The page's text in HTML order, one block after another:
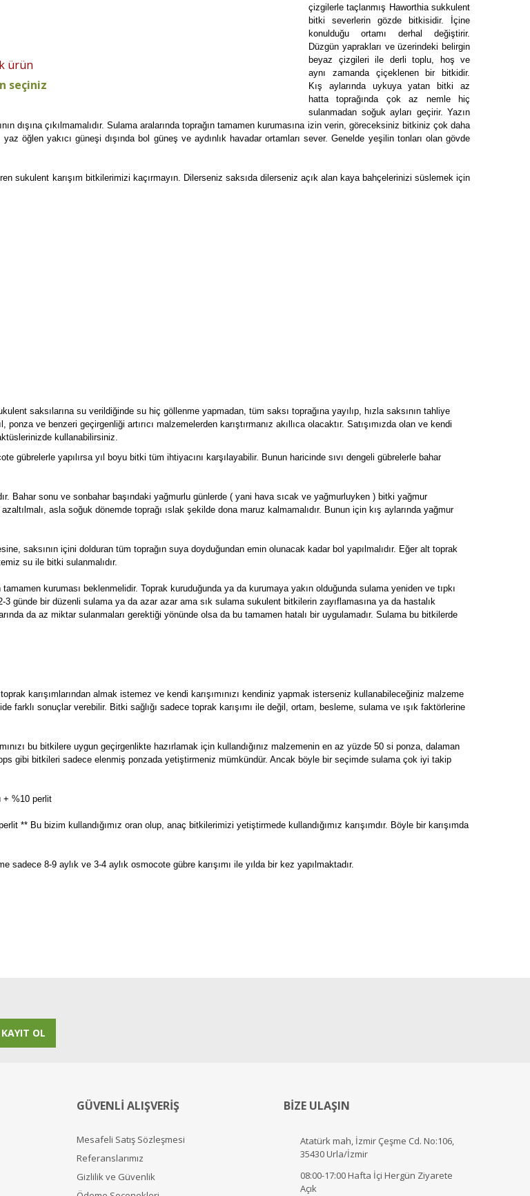
ürün
seçiniz
çizgilerle taçlanmış Haworthia sukkulent
bitki severlerin gözde bitkisidir. İçine
konulduğu ortamı derhal değiştirir.
Düzgün yaprakları ve üzerindeki belirgin
beyaz çizgileri ile derli toplu, hoş ve
aynı zamanda çiçeklenen bir bitkidir.
Kış aylarında uykuya yatan bitki az
hatta toprağında çok az nemle hiç
sulanmadan soğuk ayları geçirir. Yazın
dışına çıkılmamalıdır. Sulama aralarında toprağın tamamen kurumasına izin verin, göreceksiniz bitkiniz çok daha
öğlen yakıcı güneşi dışında bol güneş ve aydınlık havadar ortamları sever. Genelde yeşilin tonları olan gövde
sukulent karışım bitkilerimizi kaçırmayın. Dilerseniz saksıda dilerseniz açık alan kaya bahçelerinizi süslemek için
saksılarına su verildiğinde su hiç göllenme yapmadan, tüm saksı toprağına yayılıp, hızla saksının tahliye
ve benzeri geçirgenliği artırıcı malzemelerden karıştırmanız akıllıca olacaktır. Satışımızda olan ve kendi
kullanabilirsiniz.
gübrelerle yapılırsa yıl boyu bitki tüm ihtiyacını karşılayabilir. Bunun haricinde sıvı dengeli gübrelerle bahar
Bahar sonu ve sonbahar başındaki yağmurlu günlerde ( yani hava sıcak ve yağmurluyken ) bitki yağmur
asla soğuk dönemde toprağı ıslak şekilde dona maruz kalmamalıdır. Bunun için kış aylarında yağmur
saksının içini dolduran tüm toprağın suya doyduğundan emin olunacak kadar bol yapılmalıdır. Eğer alt toprak
su ile bitki sulanmalıdır.
kuruması beklenmelidir. Toprak kuruduğunda ya da kurumaya yakın olduğunda sulama yeniden ve tıpkı
günde bir düzenli sulama ya da azar azar ama sık sulama sukulent bitkilerin zayıflamasına ya da hastalık
da az miktar sulanmaları gerektiği yönünde olsa da bu tamamen hatalı bir uygulamadır. Sulama bu bitkilerde
karışımlarından almak istemez ve kendi karışımınızı kendiniz yapmak isterseniz kullanabileceğiniz malzeme
farklı sonuçlar verebilir. Bitki sağlığı sadece toprak karışımı ile değil, ortam, besleme, sulama ve ışık faktörlerine
bu bitkilere uygun geçirgenlikte hazırlamak için kullandığınız malzemenin en az yüzde 50 si ponza, dalaman
gibi bitkileri sadece elenmiş ponzada yetiştirmeniz mümkündür. Ancak böyle bir seçimde sulama çok iyi takip
+ %10 perlit
** Bu bizim kullandığımız oran olup, anaç bitkilerimizi yetiştirmede kullandığımız karışımdır. Böyle bir karışımda
8-9 aylık ve 3-4 aylık osmocote gübre karışımı ile yılda bir kez yapılmaktadır.
KAYIT OL
GÜVENLİ ALIŞVERİŞ
Mesafeli Satış Sözleşmesi
Referanslarımız
Gizlilik ve Güvenlik
BİZE ULAŞIN
Atatürk mah, İzmir Çeşme Cd. No:106,
35430 Urla/İzmir
08:00-17:00 Hafta İçi Hergün Ziyarete
Açık